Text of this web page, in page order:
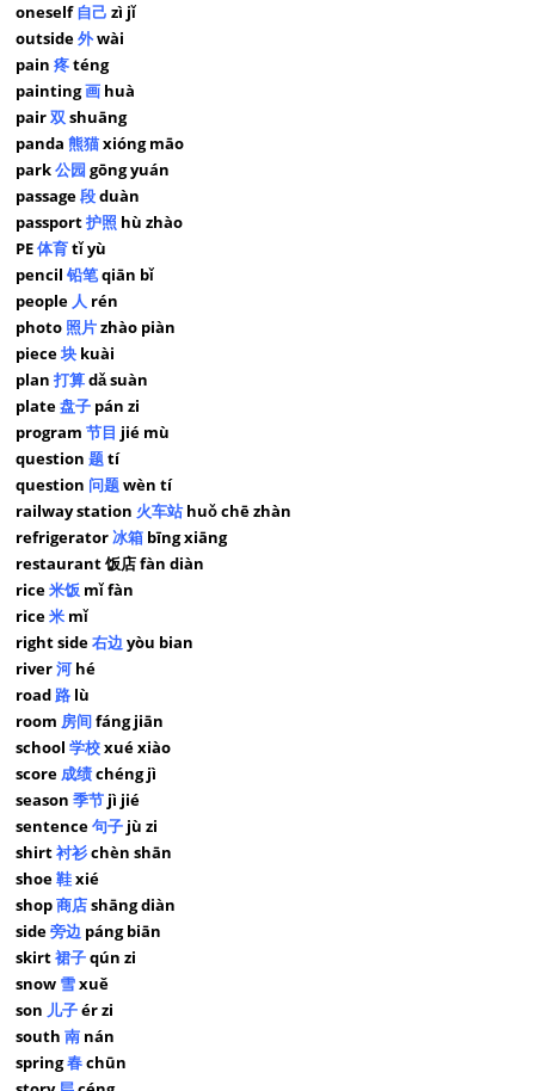
oneself自己 zì jǐ
outside外wài
pain疼téng
painting画 huà
pair双shuāng
panda熊猫xióng māo
park公园 gōng yuán
passage段duàn
passport护照 hù zhào
PE体育tǐ yù
pencil铅笔qiān bǐ
people 人 rén
photo 照片zhào piàn
piece块 kuài
plan打算dǎ suàn
plate盘子 pán zi
program节目 jié mù
question题tí
question 问题wèn tí
railway station 火车站huǒ chē zhàn
refrigerator冰箱 bīng xiāng
restaurant 饭店 fàn diàn
rice米饭 mǐ fàn
rice米 mǐ
right side右边 yòu bian
river河hé
road 路 lù
room 房间fáng jiān
school学校xué xiào
score成绩chéng jì
season季节 jì jié
sentence句子 jù zi
shirt衬衫chèn shān
shoe鞋xié
shop商店shāng diàn
side旁边 páng biān
skirt裙子qún zi
snow 雪xuě
son 儿子ér zi
south南 nán
spring春chūn